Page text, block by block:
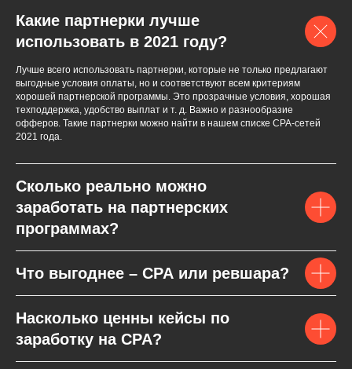
Какие партнерки лучше
использовать в 2021 году?
Лучше всего использовать партнерки, которые не только предлагают
выгодные условия оплаты, но и соответствуют всем критериям
хорошей партнерской программы. Это прозрачные условия, хорошая
техподдержка, удобство выплат и т. д. Важно и разнообразие
офферов. Такие партнерки можно найти в нашем списке СPA-сетей
2021 года.
Сколько реально можно
заработать на партнерских
программах?
Что выгоднее – CPA или ревшара?
Насколько ценны кейсы по
заработку на CPA?